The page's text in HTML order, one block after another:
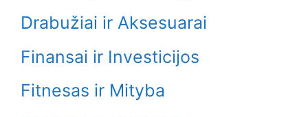
Drabužiai ir Aksesuarai
Finansai ir Investicijos
Fitnesas ir Mityba